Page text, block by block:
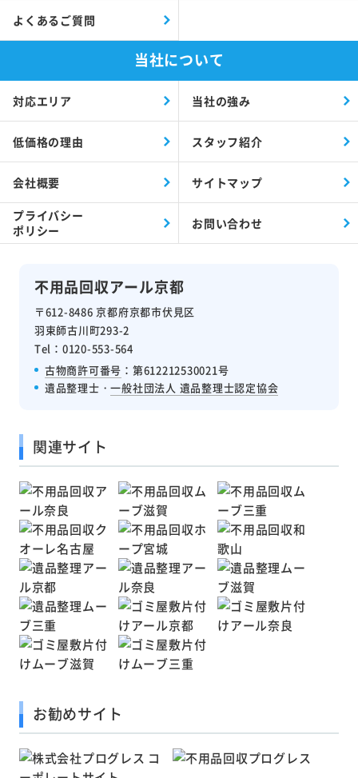
不用品回収アール京都
〒612-8486 京都府京都市伏見区
羽束師古川町293-2
Tel：0120-553-564
古物商許可番号 ：第612212530021号
遺品整理士・一般社団法人 遺品整理士認定協会
よくあるご質問
当社について
対応エリア 当社の強み
低価格の理由 スタッフ紹介
会社概要 サイトマップ
プライバシー
ポリシー
お問い合わせ
関連サイト
お勧めサイト